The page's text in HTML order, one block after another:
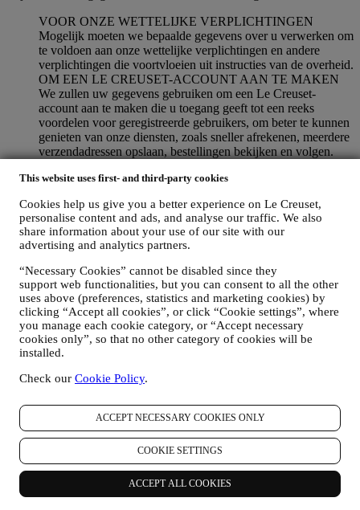
This website uses first- and third-party cookies
Cookies help us give you a better experience on Le Creuset,
personalise content and ads, and analyse our traffic. We also
share information about your use of our site with our
advertising and analytics partners.
“Necessary Cookies” cannot be disabled since they
support web functionalities, but you can consent to all the other
uses above (preferences, statistics and marketing cookies) by
clicking “Accept all cookies”, or click “Cookie settings”, where
you manage each cookie category, or “Accept necessary
cookies only”, so that no other category of cookies will be
installed.
Check our Cookie Policy.
ACCEPT NECESSARY COOKIES ONLY
COOKIE SETTINGS
ACCEPT ALL COOKIES
VOOR ONZE WETTELIJKE VERPLICHTINGEN
Mogelijk moeten we bepaalde gegevens over u verwerken om
te voldoen aan onze wettelijke verplichtingen en andere
verplichtingen die voortvloeien uit instructies van de overheid.
OM EEN LE CREUSET-ACCOUNT AAN TE MAKEN
We zullen uw gegevens gebruiken om een Le Creuset-
account aan te maken die u toegang geeft tot een reeks
voordelen voor geregistreerde gebruikers, om beter te kunnen
genieten van onze diensten, zoals sneller afrekenen, meerdere
verzendadressen opslaan, bestellingen bekijken en volgen.
deze diensten aan u als Le Creuset-accounthouder te leveren.
PRODUCTEN, DIENSTEN EN ASSISTENTIE AAN U
TE LEVEREN
Wij zullen uw gegevens gebruiken om onze contractuele
relatie met u, uw aankoop van producten op de Website, uw
gebruik van de Website, eventuele latere hulp na de verkoop
of uw deelname aan onze wedstrijden te beheren. Mogelijk
moeten we bepaalde gegevens over u verwerken voor onze
administratieve doeleinden die verband houden met onze
contractuele relatie met u, zoals de boekhouding, facturering
en controle, verificatie van betaalkaarten, fraudescreening,
veiligheid, beveiliging, systeemtests, onderhoud en statistische
operationele redenen contact met u opnemen. Bijvoorbeeld
uw persoonsgegevens ook gebruiken om uw verzoeken te
kanalen worden verzonden. Deze verwerkingsactiviteit is
vereist om ons in staat te stellen onze diensten aan u te
leveren. Wij kunnen uw gegevens verwerken op basis van
ons legitiem belang (naar behoren rekening houdend met uw
rechten en vrijheden) om u opvolg-e-mails te sturen in het